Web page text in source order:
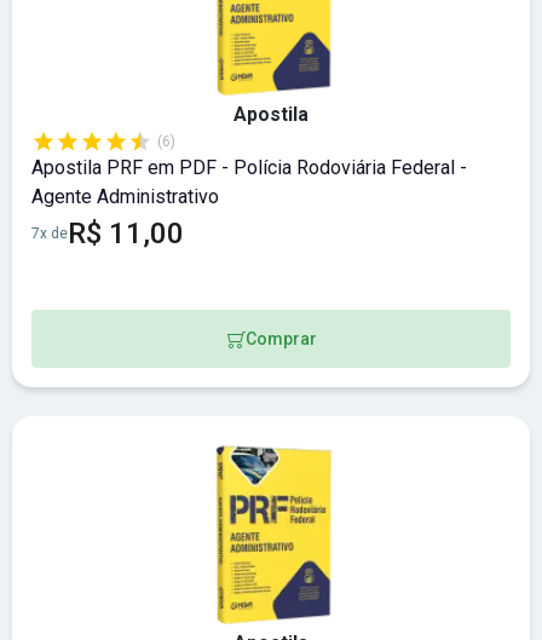
Apostila
(6)
Apostila PRF em PDF - Polícia Rodoviária Federal -
Agente Administrativo
7x deR$ 11,00
Comprar